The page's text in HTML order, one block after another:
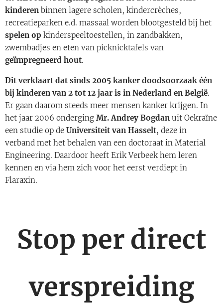
kinderen binnen lagere scholen, kindercrèches,
recreatieparken e.d. massaal worden blootgesteld bij het
spelen op kinderspeeltoestellen, in zandbakken,
zwembadjes en eten van picknicktafels van
geïmpregneerd hout.
Dit verklaart dat sinds 2005 kanker doodsoorzaak één
bij kinderen van 2 tot 12 jaar is in Nederland en België.
Er gaan daarom steeds meer mensen kanker krijgen. In
het jaar 2006 onderging Mr. Andrey Bogdan uit Oekraïne
een studie op de Universiteit van Hasselt, deze in
verband met het behalen van een doctoraat in Material
Engineering. Daardoor heeft Erik Verbeek hem leren
kennen en via hem zich voor het eerst verdiept in
Flaraxin.
Stop per direct
verspreiding